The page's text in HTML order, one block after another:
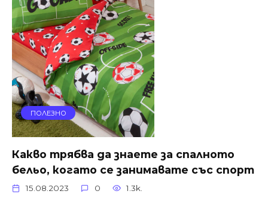
ПОЛЕЗНО
Какво трябва да знаете за спалното
бельо, когато се занимавате със спорт
15.08.2023 0 1.3k.